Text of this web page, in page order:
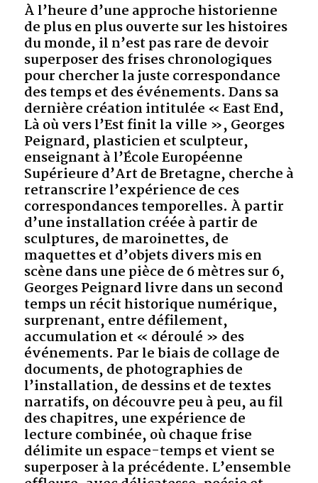
À l’heure d’une approche historienne
de plus en plus ouverte sur les histoires
du monde, il n’est pas rare de devoir
superposer des frises chronologiques
pour chercher la juste correspondance
des temps et des événements. Dans sa
dernière création intitulée « East End,
Là où vers l’Est finit la ville », Georges
Peignard, plasticien et sculpteur,
enseignant à l’École Européenne
Supérieure d’Art de Bretagne, cherche à
retranscrire l’expérience de ces
correspondances temporelles. À partir
d’une installation créée à partir de
sculptures, de maroinettes, de
maquettes et d’objets divers mis en
scène dans une pièce de 6 mètres sur 6,
Georges Peignard livre dans un second
temps un récit historique numérique,
surprenant, entre défilement,
accumulation et « déroulé » des
événements. Par le biais de collage de
documents, de photographies de
l’installation, de dessins et de textes
narratifs, on découvre peu à peu, au fil
des chapitres, une expérience de
lecture combinée, où chaque frise
délimite un espace-temps et vient se
superposer à la précédente. L’ensemble